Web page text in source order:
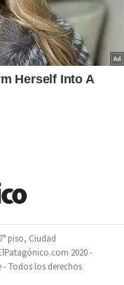
piso, Ciudad
2020 -
- Todos los derechos